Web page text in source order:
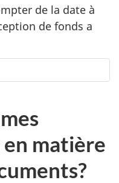
de la date à
de fonds a
matière